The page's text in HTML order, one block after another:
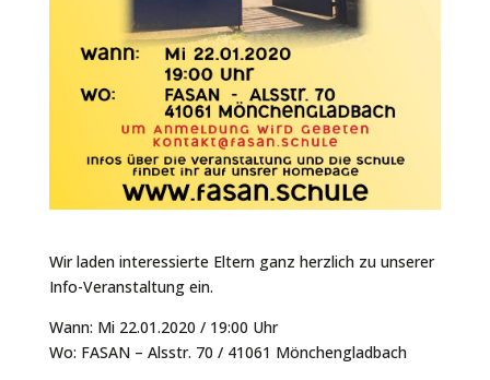
Wir laden interessierte Eltern ganz herzlich zu unserer
Info-Veranstaltung ein.
Wann: Mi 22.01.2020 / 19:00 Uhr
Wo: FASAN – Alsstr. 70 / 41061 Mönchengladbach